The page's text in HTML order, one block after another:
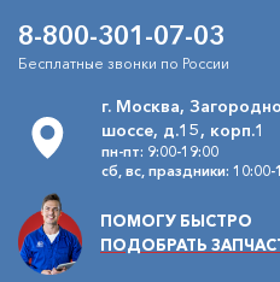
8-800-301-07-03
Бесплатные звонки по России
г. Москва,
шоссе, д.15, корп.1
пн-пт: 9:00-19:00
сб, вс, праздники: 10:00-
ПОМОГУ БЫСТРО
ПОДОБРАТЬ